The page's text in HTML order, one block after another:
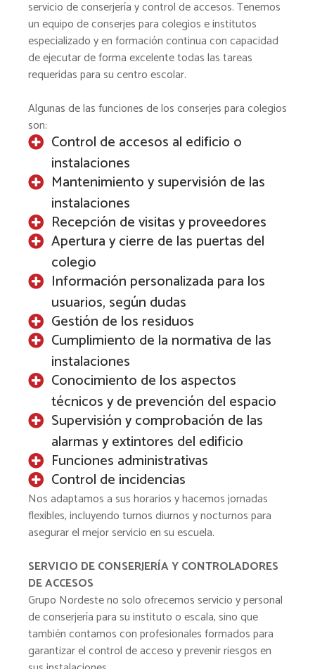
servicio de conserjería y control de accesos. Tenemos
un equipo de conserjes para colegios e institutos
especializado y en formación continua con capacidad
de ejecutar de forma excelente todas las tareas
requeridas para su centro escolar.
Algunas de las funciones de los conserjes para colegios
son:
Control de accesos al edificio o
instalaciones
Mantenimiento y supervisión de las
instalaciones
Recepción de visitas y proveedores
Apertura y cierre de las puertas del
colegio
Información personalizada para los
usuarios, según dudas
Gestión de los residuos
Cumplimiento de la normativa de las
instalaciones
Conocimiento de los aspectos
técnicos y de prevención del espacio
Supervisión y comprobación de las
alarmas y extintores del edificio
Funciones administrativas
Control de incidencias
Nos adaptamos a sus horarios y hacemos jornadas
flexibles, incluyendo turnos diurnos y nocturnos para
asegurar el mejor servicio en su escuela.
SERVICIO DE CONSERJERÍA Y CONTROLADORES
DE ACCESOS
Grupo Nordeste no solo ofrecemos servicio y personal
de conserjería para su instituto o escala, sino que
también contamos con profesionales formados para
garantizar el control de acceso y prevenir riesgos en